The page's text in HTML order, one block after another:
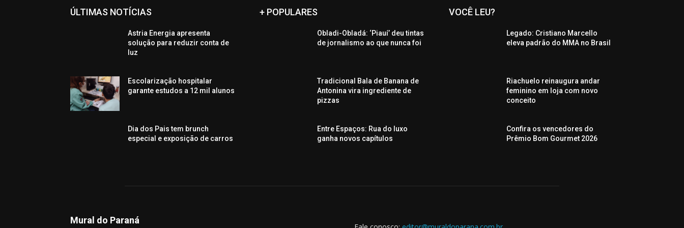
ÚLTIMAS NOTÍCIAS
Astria Energia apresenta
solução para reduzir conta de
luz
Escolarização hospitalar
garante estudos a 12 mil alunos
Dia dos Pais tem brunch
especial e exposição de carros
+ POPULARES
Obladi-Obladá: ‘Piauí’ deu tintas
de jornalismo ao que nunca foi
Tradicional Bala de Banana de
Antonina vira ingrediente de
pizzas
Entre Espaços: Rua do luxo
ganha novos capítulos
VOCÊ LEU?
Legado: Cristiano Marcello
eleva padrão do MMA no Brasil
Riachuelo reinaugura andar
feminino em loja com novo
conceito
Confira os vencedores do
Prêmio Bom Gourmet 2026
Mural do Paraná